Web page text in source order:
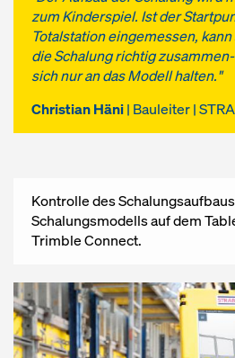
zum Kinderspiel. Ist der
Totalstation eingemessen,
die Schalung richtig
sich nur an das Modell halten."
Christian Häni| Bauleiter |
Kontrolle des
Schalungsmodells auf dem
Trimble Connect.